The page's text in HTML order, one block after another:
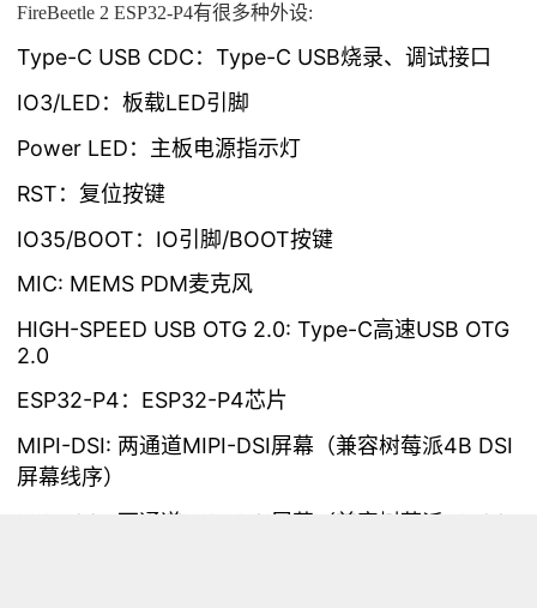
FireBeetle 2 ESP32-P4有很多种外设:
Type-C USB CDC：Type-C USB烧录、调试接口
IO3/LED：板载LED引脚
Power LED：主板电源指示灯
RST：复位按键
IO35/BOOT：IO引脚/BOOT按键
MIC: MEMS PDM麦克风
HIGH-SPEED USB OTG 2.0: Type-C高速USB OTG
2.0
ESP32-P4：ESP32-P4芯片
MIPI-DSI: 两通道MIPI-DSI屏幕（兼容树莓派4B DSI
屏幕线序）
MIPI-CSI: 两通道MIPI-DSI屏幕（兼容树莓派4B CSI